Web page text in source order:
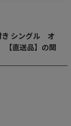
き シングル オ
【直送品】の関